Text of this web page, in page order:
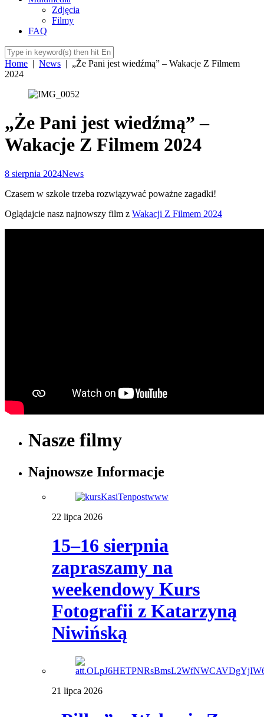
Zdjęcia
Filmy
FAQ
Home | News | „Że Pani jest wiedźmą” – Wakacje Z Filmem
2024
„Że Pani jest wiedźmą” –
Wakacje Z Filmem 2024
8 sierpnia 2024News
Czasem w szkole trzeba rozwiązywać poważne zagadki!
Oglądajcie nasz najnowszy film z Wakacji Z Filmem 2024
Nasze filmy
Najnowsze Informacje
22 lipca 2026
15–16 sierpnia
zapraszamy na
weekendowy Kurs
Fotografii z Katarzyną
Niwińską
21 lipca 2026